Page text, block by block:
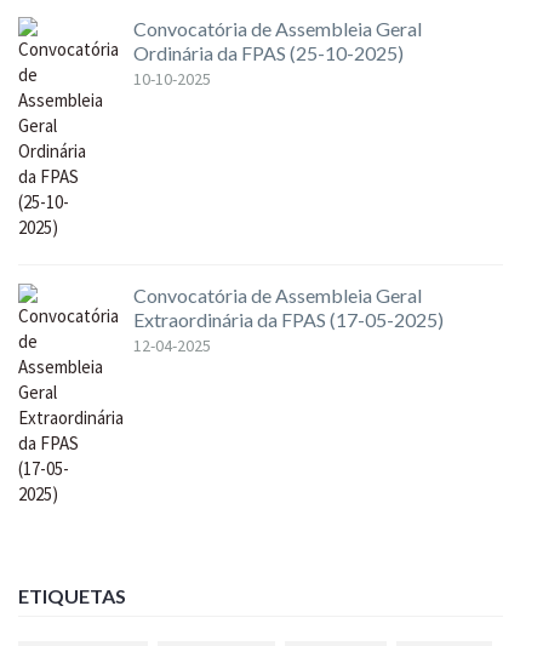
Convocatória de Assembleia Geral
Ordinária da FPAS (25-10-2025)
10-10-2025
Convocatória de Assembleia Geral
Extraordinária da FPAS (17-05-2025)
12-04-2025
ETIQUETAS